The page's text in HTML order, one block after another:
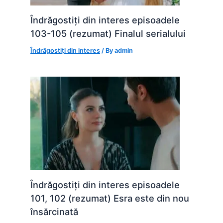
Îndrăgostiți din interes episoadele
103-105 (rezumat) Finalul serialului
Îndrăgostiți din interes / Byadmin
Îndrăgostiți din interes episoadele
101, 102 (rezumat) Esra este din nou
însărcinată